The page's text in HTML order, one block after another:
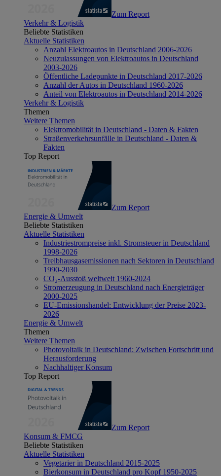
Zum Report
Verkehr & Logistik
Beliebte Statistiken
Aktuelle Statistiken
Anzahl Elektroautos in Deutschland 2006-2026
Neuzulassungen von Elektroautos in Deutschland
2003-2026
Öffentliche Ladepunkte in Deutschland 2017-2026
Anzahl der Autos in Deutschland 1960-2026
Anteil von Elektroautos in Deutschland 2014-2026
Verkehr & Logistik
Themen
Weitere Themen
Elektromobilität in Deutschland - Daten & Fakten
Straßenverkehrsunfälle in Deutschland - Daten &
Fakten
Top Report
Zum Report
Energie & Umwelt
Beliebte Statistiken
Aktuelle Statistiken
Industriestrompreise inkl. Stromsteuer in Deutschland
1998-2026
Treibhausgasemissionen nach Sektoren in Deutschland
1990-2030
CO₂-Ausstoß weltweit 1960-2024
Stromerzeugung in Deutschland nach Energieträger
2000-2025
EU-Emissionshandel: Entwicklung der Preise 2023-
2026
Energie & Umwelt
Themen
Weitere Themen
Photovoltaik in Deutschland: Zwischen Fortschritt und
Herausforderung
Nachhaltiger Konsum
Top Report
Zum Report
Konsum & FMCG
Beliebte Statistiken
Aktuelle Statistiken
Vegetarier in Deutschland 2015-2025
Bierkonsum in Deutschland pro Kopf 1950-2025